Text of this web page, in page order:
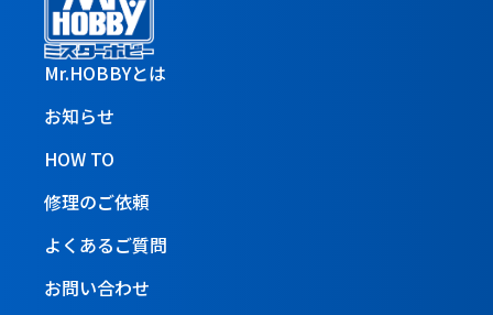
Mr.HOBBYとは
お知らせ
HOW TO
修理のご依頼
よくあるご質問
お問い合わせ